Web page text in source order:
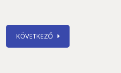
KÖVETKEZŐ